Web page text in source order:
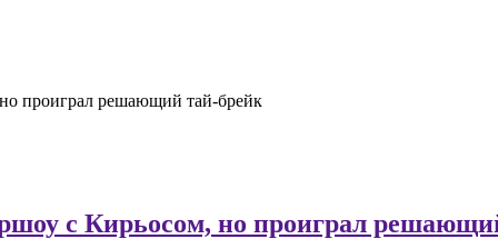
проиграл решающий тай-брейк
с Кирьосом, но проиграл